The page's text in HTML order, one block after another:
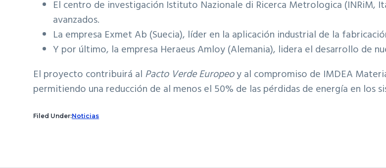
El centro de investigación Istituto Nazionale di Ricerca Metrologica (INRiM,
avanzados.
La empresa Exmet Ab (Suecia), líder en la aplicación industrial de la
Y por último, la empresa Heraeus Amloy (Alemania), lidera el desarrollo de
El proyecto contribuirá al Pacto Verde Europeoy al compromiso de IMDEA
permitiendo una reducción de al menos el 50% de las pérdidas de energía en los
Filed Under:Noticias